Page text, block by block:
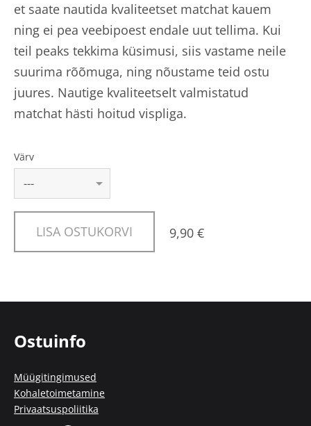
et saate nautida kvaliteetset matchat kauem
ning ei pea veebipoest endale uut tellima. Kui
teil peaks tekkima küsimusi, siis vastame neile
suurima rõõmuga, ning nõustame teid ostu
juures. Nautige kvaliteetselt valmistatud
matchat hästi hoitud vispliga.
Värv
LISA OSTUKORVI 9,90 €
Ostuinfo
Müügitingimused
Kohaletoimetamine
Privaatsuspoliitika